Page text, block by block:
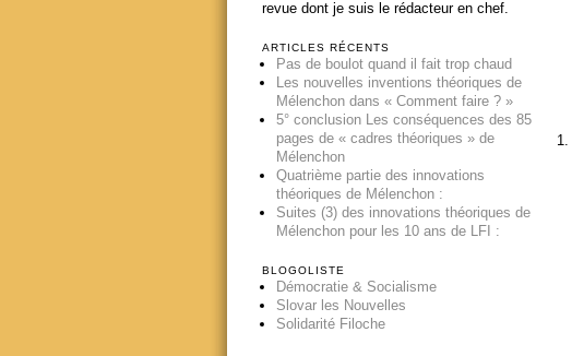
revue dont je suis le rédacteur en chef.
ARTICLES RÉCENTS
Pas de boulot quand il fait trop chaud
Les nouvelles inventions théoriques de
Mélenchon dans « Comment faire ? »
5° conclusion Les conséquences des 85
pages de « cadres théoriques » de
Mélenchon
Quatrième partie des innovations
théoriques de Mélenchon :
Suites (3) des innovations théoriques de
Mélenchon pour les 10 ans de LFI :
BLOGOLISTE
Démocratie & Socialisme
Slovar les Nouvelles
Solidarité Filoche